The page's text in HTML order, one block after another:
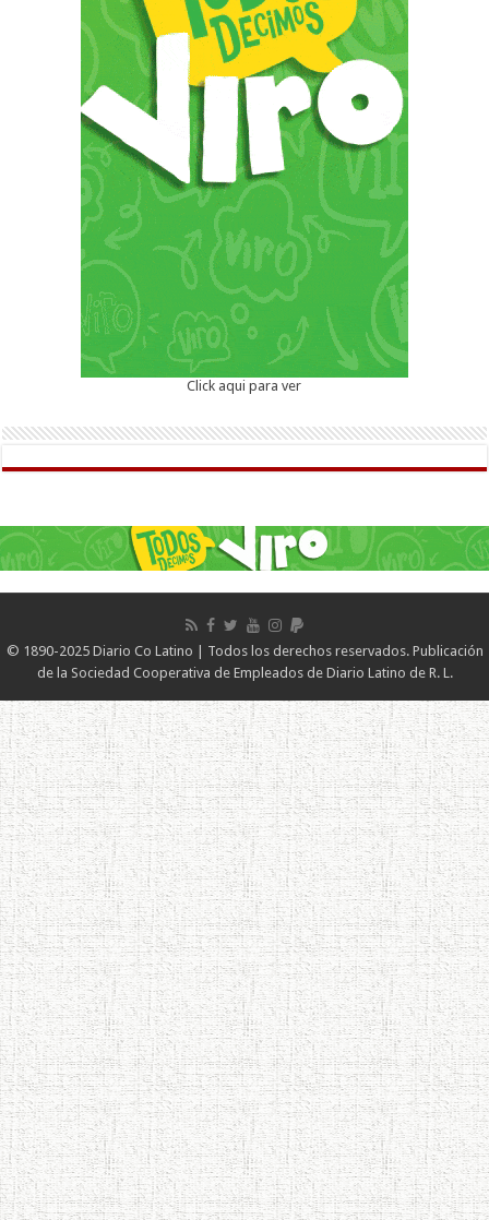
Click aqui para ver
© 1890-2025 Diario Co Latino | Todos los derechos reservados. Publicación
de la Sociedad Cooperativa de Empleados de Diario Latino de R. L.